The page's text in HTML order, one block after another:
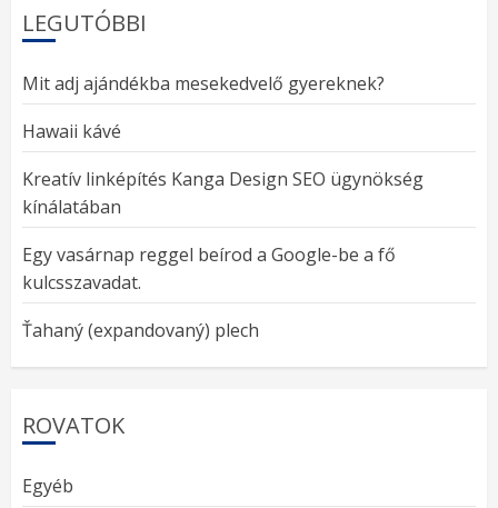
LEGUTÓBBI
Mit adj ajándékba mesekedvelő gyereknek?
Hawaii kávé
Kreatív linképítés Kanga Design SEO ügynökség
kínálatában
Egy vasárnap reggel beírod a Google-be a fő
kulcsszavadat.
Ťahaný (expandovaný) plech
ROVATOK
Egyéb